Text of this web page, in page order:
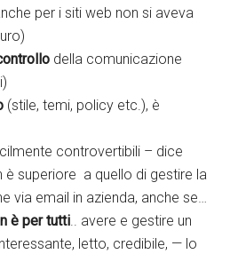
per i siti web non si aveva
della comunicazione
(stile, temi, policy etc.), è
controvertibili – dice
è superiore a quello di gestire la
via email in azienda, anche se…
è per tutti.. avere e gestire un
letto, credibile, — lo